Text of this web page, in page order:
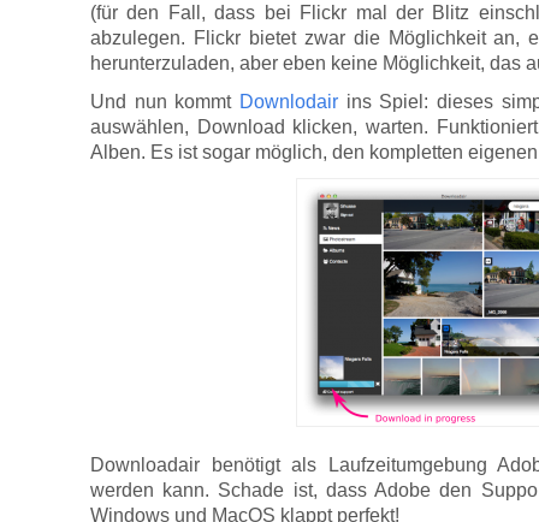
(für den Fall, dass bei Flickr mal der Blitz
abzulegen. Flickr bietet zwar die Möglichkeit an,
herunterzuladen, aber eben keine Möglichkeit, das
Und nun kommt Downlodair ins Spiel: dieses
auswählen, Download klicken, warten.
Alben. Es ist sogar möglich, den kompletten
Downloadair benötigt als Laufzeitumgebung
werden kann. Schade ist, dass Adobe den
Windows und MacOS klappt perfekt!